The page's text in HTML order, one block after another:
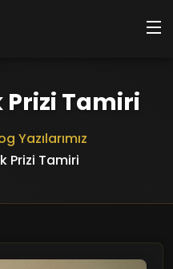
Prizi Tamiri
Yazılarımız
Prizi Tamiri